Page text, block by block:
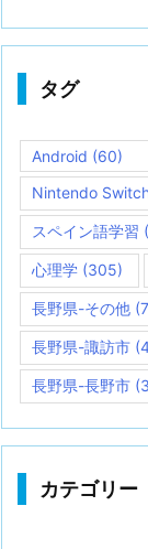
タグ
Android (60)
Nintendo
スペイン語学習
心理学 (305)
長野県-その他
長野県-諏訪市
長野県-長野市
カテゴリー